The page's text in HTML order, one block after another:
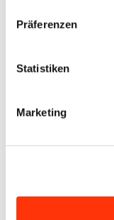
Präferenzen
Statistiken
Marketing
f
e
h
l